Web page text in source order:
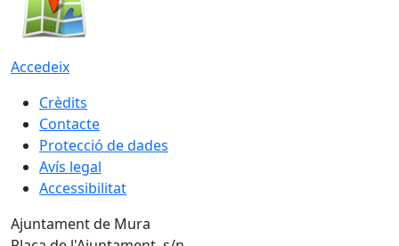
Accedeix
Crèdits
Contacte
Protecció de dades
Avís legal
Accessibilitat
Ajuntament de Mura